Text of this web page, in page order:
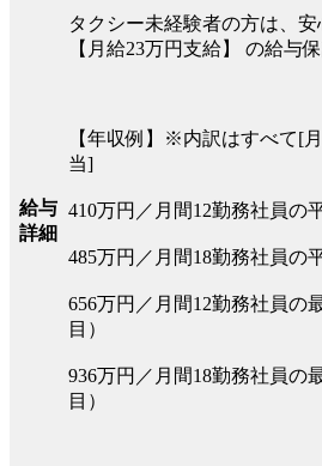
給与
詳細
タクシー未経験者の方は、
【月給23万円支給】 の給与
【年収例】※内訳はすべて[
当]
410万円／月間12勤務社員の
485万円／月間18勤務社員の
656万円／月間12勤務社員の
目）
936万円／月間18勤務社員の
目）